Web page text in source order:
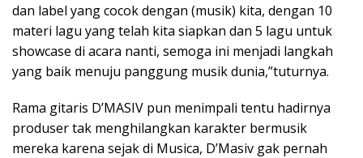
dan label yang cocok dengan (musik) kita, dengan 10
materi lagu yang telah kita siapkan dan 5 lagu untuk
showcase di acara nanti, semoga ini menjadi langkah
yang baik menuju panggung musik dunia,”tuturnya.
Rama gitaris D’MASIV pun menimpali tentu hadirnya
produser tak menghilangkan karakter bermusik
mereka karena sejak di Musica, D’Masiv gak pernah